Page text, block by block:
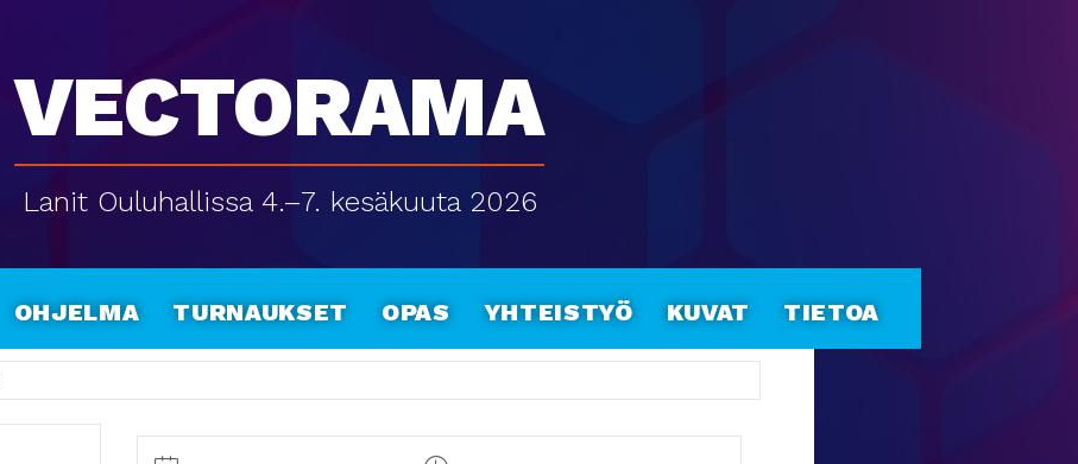
Vectorama
Lanit Ouluhallissa 4.–7. kesäkuuta 2026
Ohjelma Turnaukset Opas Yhteistyö Kuvat Tietoa